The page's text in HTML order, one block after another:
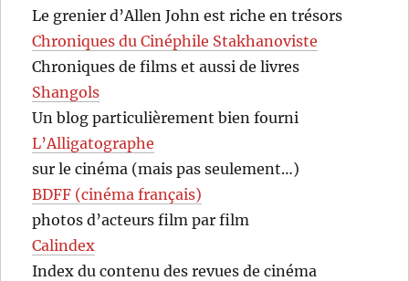
Le grenier d’Allen John est riche en trésors
Chroniques du Cinéphile Stakhanoviste
Chroniques de films et aussi de livres
Shangols
Un blog particulièrement bien fourni
L’Alligatographe
sur le cinéma (mais pas seulement…)
BDFF (cinéma français)
photos d’acteurs film par film
Calindex
Index du contenu des revues de cinéma